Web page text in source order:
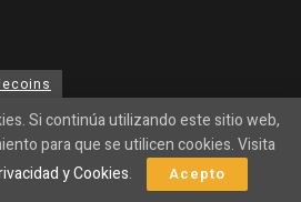
Si continúa utilizando este sitio web,
para que se utilicen cookies. Visita
y Cookies. Acepto